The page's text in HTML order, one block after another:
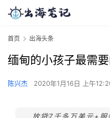
首页 出海头条
缅甸的小孩子最需
陈兴杰 2020年1月16日 上午